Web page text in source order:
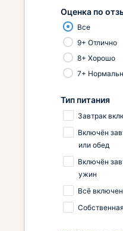
Оценка по
Все
9+ Отлично
8+ Хорошо
7+
Тип питания
Завтрак
Включён
или обед
Включён
ужин
Всё